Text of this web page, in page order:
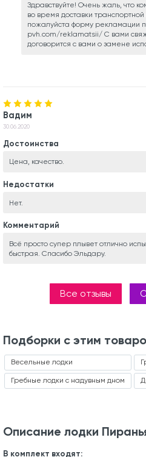
Здравствуйте! Очень жаль, что
во время доставки
пожалуйста форму рекламации
pvh.com/reklamatsii/ С вами
договорится с вами о замене
Вадим
30.06.2020
Достоинства
Цена, качество.
Недостатки
Нет.
Комментарий
Всё просто супер плывет отлично
быстрая. Спасибо Эльдару.
Все отзывы
Подборки с этим
Весельные лодки
Гребные лодки с надувным дном
Описание лодки
В комплект входят: